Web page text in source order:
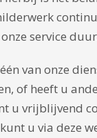
service
van onze
of heeft u
u vrijblijvend
u via deze